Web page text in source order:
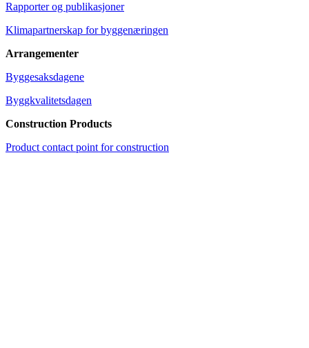
Rapporter og publikasjoner
Klimapartnerskap for byggenæringen
Arrangementer
Byggesaksdagene
Byggkvalitetsdagen
Construction Products
Product contact point for construction